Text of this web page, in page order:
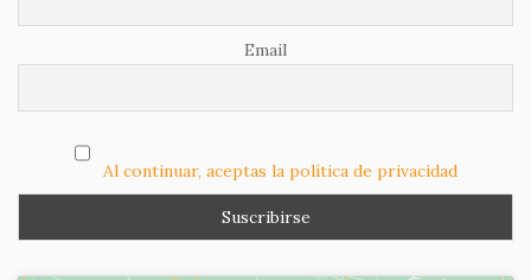
Email
Al continuar, aceptas la política de privacidad